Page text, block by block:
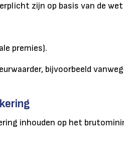
zijn op basis van de
premies).
bijvoorbeeld
inhouden op het